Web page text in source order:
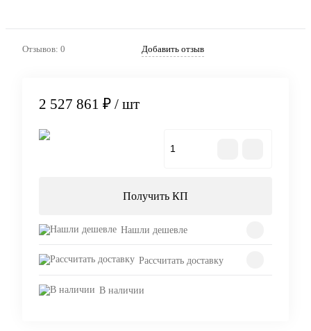
Отзывов: 0 Добавить отзыв
2 527 861 ₽ / шт
Получить КП
Нашли дешевле
Рассчитать доставку
В наличии